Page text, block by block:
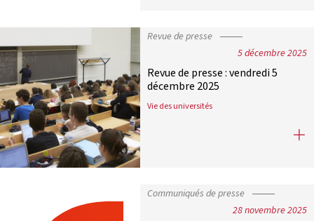
Revue de presse
5 décembre 2025
Revue de presse : vendredi 5
décembre 2025
Vie des universités
Revue de presse : vendredi 5
Communiqués de presse
28 novembre 2025